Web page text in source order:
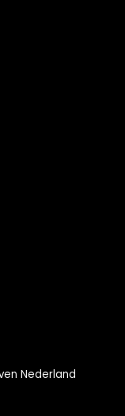
Nederland